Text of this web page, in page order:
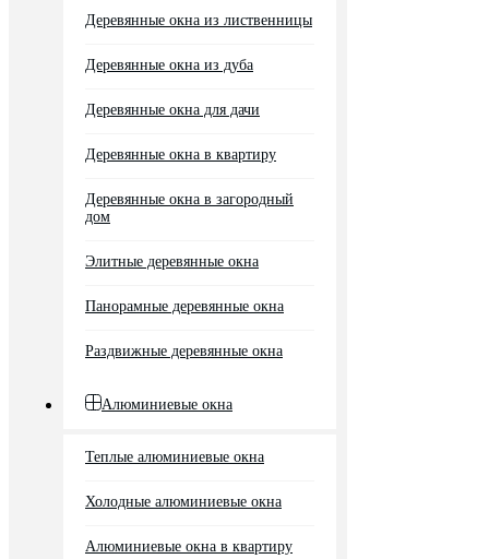
Деревянные окна из лиственницы
Деревянные окна из дуба
Деревянные окна для дачи
Деревянные окна в квартиру
Деревянные окна в загородный
дом
Элитные деревянные окна
Панорамные деревянные окна
Раздвижные деревянные окна
Алюминиевые окна
Теплые алюминиевые окна
Холодные алюминиевые окна
Алюминиевые окна в квартиру